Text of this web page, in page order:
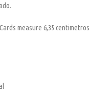
measure 6,35 centimetros